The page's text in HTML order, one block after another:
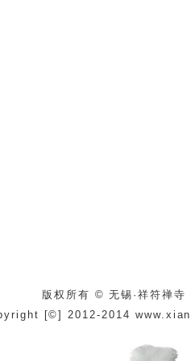
版权所有 © 无锡·祥符禅
[©] 2012-2014